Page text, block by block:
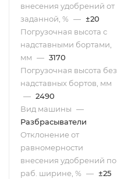
внесения удобрений от
заданной, % — ±20
Погрузочная высота с
надставными бортами,
мм — 3170
Погрузочная высота без
надставных бортов, мм
— 2490
Вид машины —
Разбрасыватели
Отклонение от
равномерности
внесения удобрений по
раб. ширине, % — ±25